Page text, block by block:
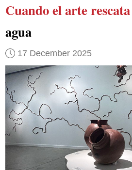
Cuando el arte rescata
agua
17 December 2025